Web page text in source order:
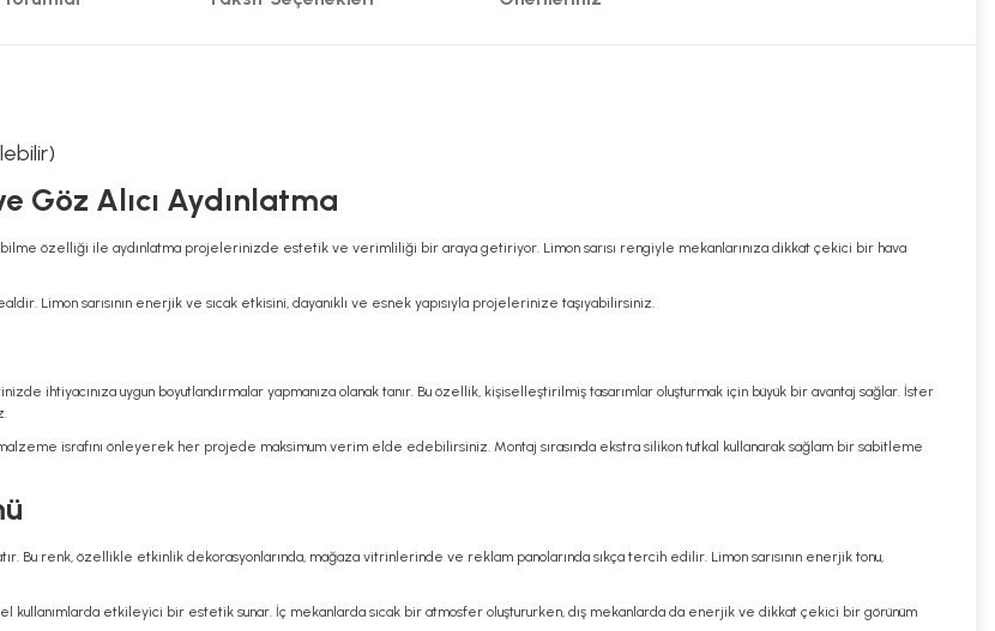
Göz Alıcı Aydınlatma
özelliği ile aydınlatma projelerinizde estetik ve verimliliği bir araya getiriyor. Limon sarısı rengiyle mekanlarınıza dikkat çekici bir hava
sarısının enerjik ve sıcak etkisini, dayanıklı ve esnek yapısıyla projelerinize taşıyabilirsiniz.
ihtiyacınıza uygun boyutlandırmalar yapmanıza olanak tanır. Bu özellik, kişiselleştirilmiş tasarımlar oluşturmak için büyük bir avantaj sağlar. İster
israfını önleyerek her projede maksimum verim elde edebilirsiniz. Montaj sırasında ekstra silikon tutkal kullanarak sağlam bir sabitleme
Bu renk, özellikle etkinlik dekorasyonlarında, mağaza vitrinlerinde ve reklam panolarında sıkça tercih edilir. Limon sarısının enerjik tonu,
etkileyici bir estetik sunar. İç mekanlarda sıcak bir atmosfer oluştururken, dış mekanlarda da enerjik ve dikkat çekici bir görünüm